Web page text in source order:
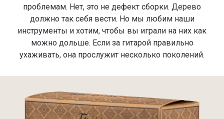
проблемам. Нет, это не дефект сборки. Дерево
должно так себя вести. Но мы любим наши
инструменты и хотим, чтобы вы играли на них как
можно дольше. Если за гитарой правильно
ухаживать, она прослужит несколько поколений.